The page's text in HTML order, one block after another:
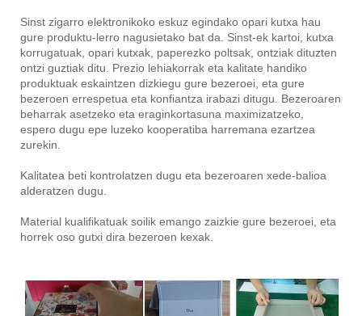
Sinst zigarro elektronikoko eskuz egindako opari kutxa hau
gure produktu-lerro nagusietako bat da. Sinst-ek kartoi, kutxa
korrugatuak, opari kutxak, paperezko poltsak, ontziak dituzten
ontzi guztiak ditu. Prezio lehiakorrak eta kalitate handiko
produktuak eskaintzen dizkiegu gure bezeroei, eta gure
bezeroen errespetua eta konfiantza irabazi ditugu. Bezeroaren
beharrak asetzeko eta eraginkortasuna maximizatzeko,
espero dugu epe luzeko kooperatiba harremana ezartzea
zurekin.
Kalitatea beti kontrolatzen dugu eta bezeroaren xede-balioa
alderatzen dugu.
Material kualifikatuak soilik emango zaizkie gure bezeroei, eta
horrek oso gutxi dira bezeroen kexak.